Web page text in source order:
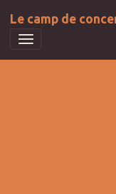
Le camp de